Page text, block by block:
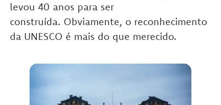
levou 40 anos para ser
construída. Obviamente, o reconhecimento
da UNESCO é mais do que merecido.